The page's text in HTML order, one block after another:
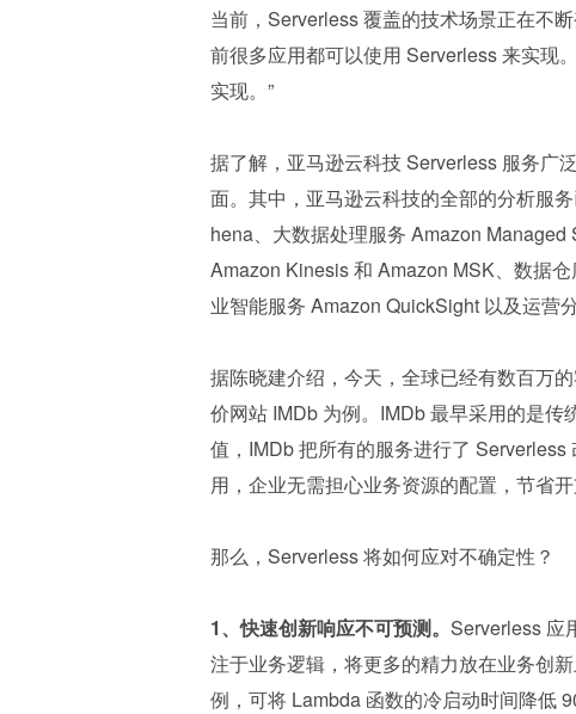
当前，Serverless 覆盖的技术场景正在不
前很多应用都可以使用 Serverless 来实现
实现。”
据了解，亚马逊云科技 Serverless 服务广
面。其中，亚马逊云科技的全部的分析服
hena、大数据处理服务 Amazon
Amazon Kinesis 和 Amazon MSK、数据
业智能服务 Amazon QuickSight 以及运营
据陈晓建介绍，今天，全球已经有数百万
价网站 IMDb 为例。IMDb 最早采用的是
值，IMDb 把所有的服务进行了
用，企业无需担心业务资源的配置，节省开
那么，Serverless 将如何应对不确定性？
1、快速创新响应不可预测。 Serverless 应
注于业务逻辑，将更多的精力放在业务创
例，可将 Lambda 函数的冷启动时间降低